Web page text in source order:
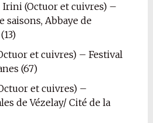
(Octuor et cuivres) –
saisons, Abbaye de
et cuivres) – Festival
(67)
et cuivres) –
de Vézelay/ Cité de la